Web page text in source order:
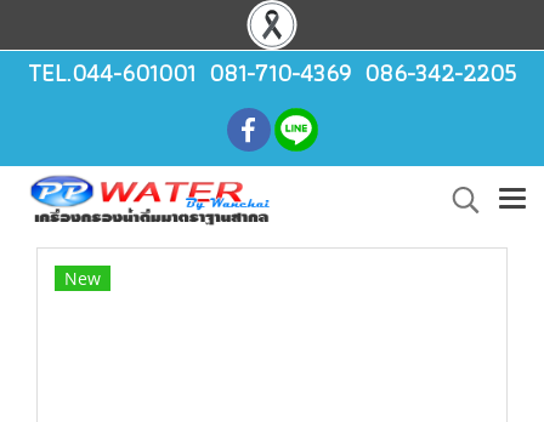
TEL.044-601001 081-710-4369 086-342-2205
New